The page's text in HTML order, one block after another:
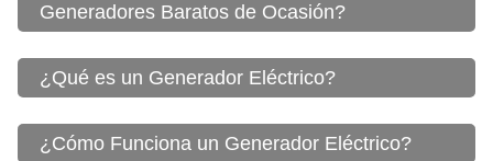
Generadores Baratos de Ocasión?
¿Qué es un Generador Eléctrico?
¿Cómo Funciona un Generador Eléctrico?